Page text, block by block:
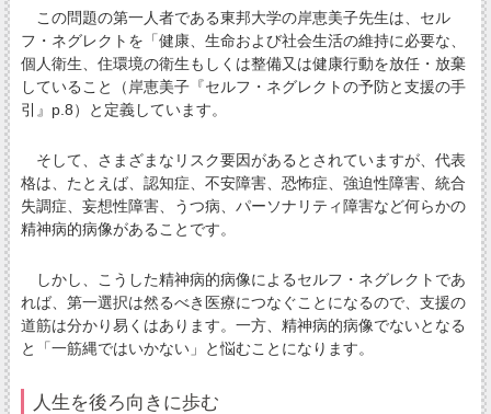
この問題の第一人者である東邦大学の岸恵美子先生は、セル
フ・ネグレクトを「健康、生命および社会生活の維持に必要な、
個人衛生、住環境の衛生もしくは整備又は健康行動を放任・放棄
していること（岸恵美子『セルフ・ネグレクトの予防と支援の手
引』p.8）と定義しています。
そして、さまざまなリスク要因があるとされていますが、代表
格は、たとえば、認知症、不安障害、恐怖症、強迫性障害、統合
失調症、妄想性障害、うつ病、パーソナリティ障害など何らかの
精神病的病像があることです。
しかし、こうした精神病的病像によるセルフ・ネグレクトであ
れば、第一選択は然るべき医療につなぐことになるので、支援の
道筋は分かり易くはあります。一方、精神病的病像でないとなる
と「一筋縄ではいかない」と悩むことになります。
人生を後ろ向きに歩む